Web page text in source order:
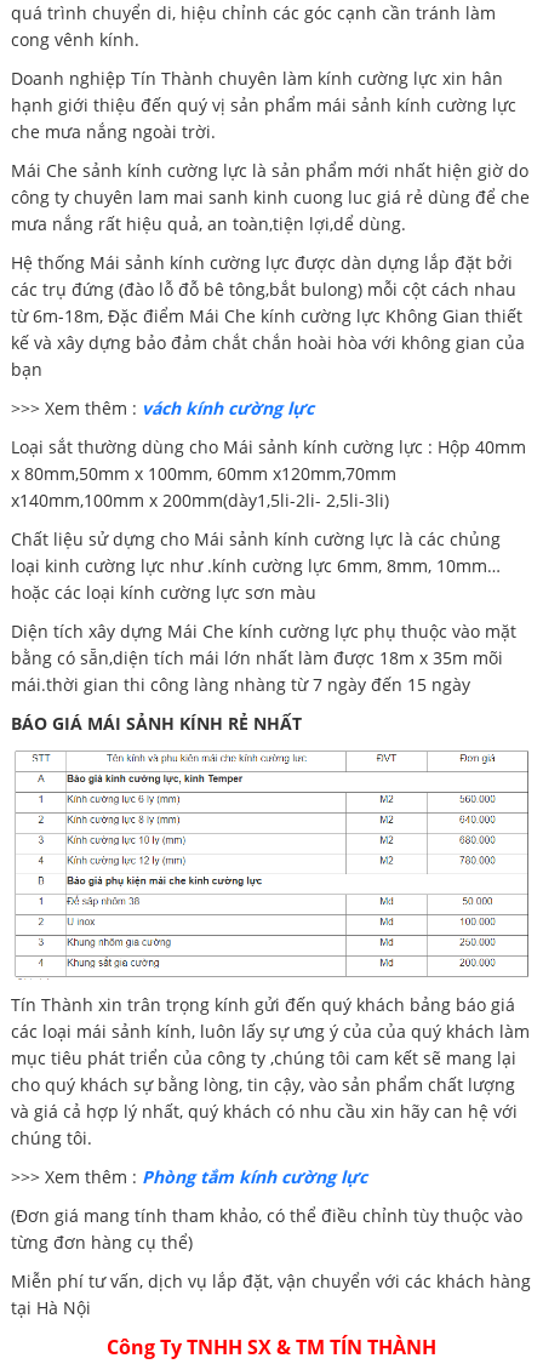
quá trình chuyển di, hiệu chỉnh các góc cạnh cần tránh làm
cong vênh kính.
Doanh nghiệp Tín Thành chuyên làm kính cường lực xin hân
hạnh giới thiệu đến quý vị sản phẩm mái sảnh kính cường lực
che mưa nắng ngoài trời.
Mái Che sảnh kính cường lực là sản phẩm mới nhất hiện giờ do
công ty chuyên lam mai sanh kinh cuong luc giá rẻ dùng để che
mưa nắng rất hiệu quả, an toàn,tiện lợi,dể dùng.
Hệ thống Mái sảnh kính cường lực được dàn dựng lắp đặt bởi
các trụ đứng (đào lỗ đỗ bê tông,bắt bulong) mỗi cột cách nhau
từ 6m-18m, Đặc điểm Mái Che kính cường lực Không Gian thiết
kế và xây dựng bảo đảm chắt chắn hoài hòa với không gian của
bạn
>>> Xem thêm : vách kính cường lực
Loại sắt thường dùng cho Mái sảnh kính cường lực : Hộp 40mm
x 80mm,50mm x 100mm, 60mm x120mm,70mm
x140mm,100mm x 200mm(dày1,5li-2li- 2,5li-3li)
Chất liệu sử dựng cho Mái sảnh kính cường lực là các chủng
loại kinh cường lực như .kính cường lực 6mm, 8mm, 10mm…
hoặc các loại kính cường lực sơn màu
Diện tích xây dựng Mái Che kính cường lực phụ thuộc vào mặt
bằng có sẵn,diện tích mái lớn nhất làm được 18m x 35m mõi
mái.thời gian thi công làng nhàng từ 7 ngày đến 15 ngày
BÁO GIÁ MÁI SẢNH KÍNH RẺ NHẤT
Tín Thành xin trân trọng kính gửi đến quý khách bảng báo giá
các loại mái sảnh kính, luôn lấy sự ưng ý của của quý khách làm
mục tiêu phát triển của công ty ,chúng tôi cam kết sẽ mang lại
cho quý khách sự bằng lòng, tin cậy, vào sản phẩm chất lượng
và giá cả hợp lý nhất, quý khách có nhu cầu xin hãy can hệ với
chúng tôi.
>>> Xem thêm : Phòng tắm kính cường lực
(Đơn giá mang tính tham khảo, có thể điều chỉnh tùy thuộc vào
từng đơn hàng cụ thể)
Miễn phí tư vấn, dịch vụ lắp đặt, vận chuyển với các khách hàng
tại Hà Nội
Công Ty TNHH SX & TM TÍN THÀNH